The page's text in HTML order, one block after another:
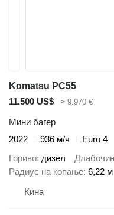
Komatsu PC55
11.500 US$
≈ 9.970 €
Мини багер
2022
936 м/ч
Euro 4
Гориво дизел
Радиус на копање 6,22 м
Кина